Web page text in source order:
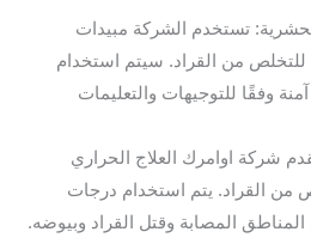
تستخدم الشركة مبيدات
من القراد. سيتم استخدام
وفقًا للتوجيهات والتعليمات
شركة اوامرك العلاج الحراري
من القراد. يتم استخدام درجات
المناطق المصابة وقتل القراد وبيوضه.